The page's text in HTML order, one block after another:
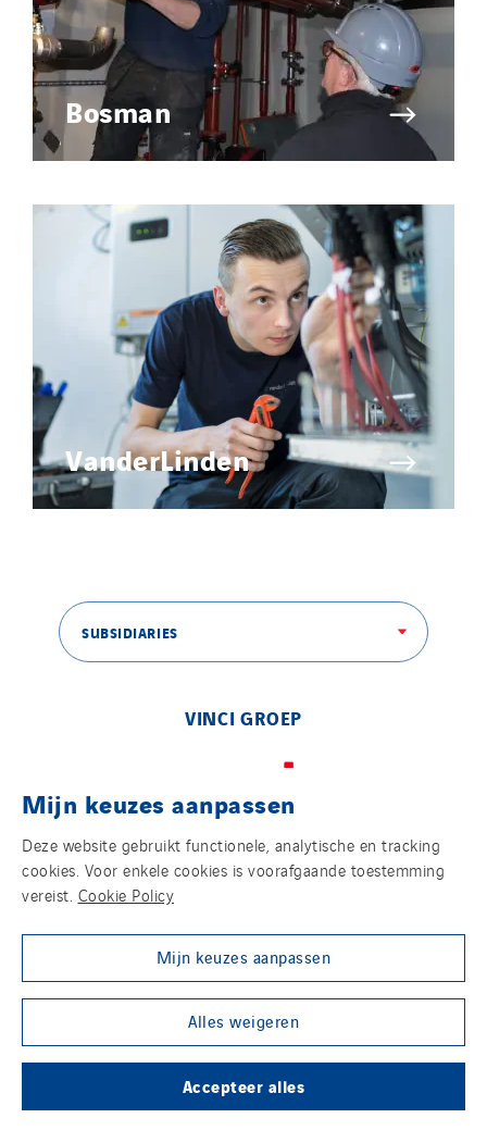
Bosman
VanderLinden
SUBSIDIARIES
VINCI GROEP
ONZE MEDIA
SOCIAL MEDIA
Mijn keuzes aanpassen
Deze website gebruikt functionele, analytische en tracking
cookies. Voor enkele cookies is voorafgaande toestemming
vereist. Cookie Policy
Mijn keuzes aanpassen
Alles weigeren
Accepteer alles